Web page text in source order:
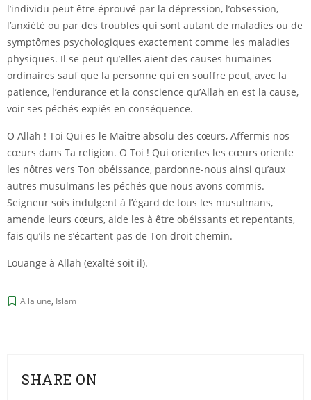
l’individu peut être éprouvé par la dépression, l’obsession,
l’anxiété ou par des troubles qui sont autant de maladies ou de
symptômes psychologiques exactement comme les maladies
physiques. Il se peut qu’elles aient des causes humaines
ordinaires sauf que la personne qui en souffre peut, avec la
patience, l’endurance et la conscience qu’Allah en est la cause,
voir ses péchés expiés en conséquence.
O Allah ! Toi Qui es le Maître absolu des cœurs, Affermis nos
cœurs dans Ta religion. O Toi ! Qui orientes les cœurs oriente
les nôtres vers Ton obéissance, pardonne-nous ainsi qu’aux
autres musulmans les péchés que nous avons commis.
Seigneur sois indulgent à l’égard de tous les musulmans,
amende leurs cœurs, aide les à être obéissants et repentants,
fais qu’ils ne s’écartent pas de Ton droit chemin.
Louange à Allah (exalté soit il).
A la une, Islam
SHARE ON